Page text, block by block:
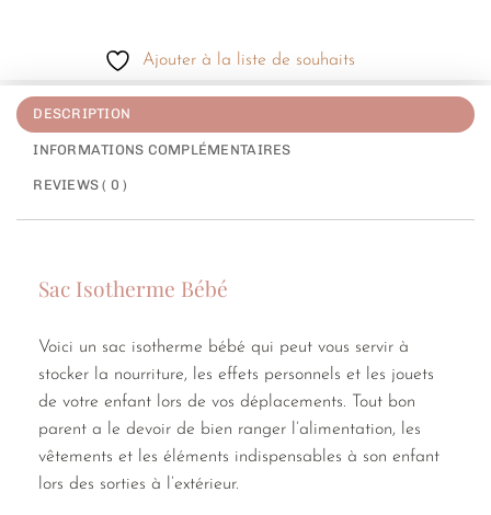
Ajouter à la liste de souhaits
DESCRIPTION
INFORMATIONS COMPLÉMENTAIRES
REVIEWS ( 0 )
Sac Isotherme Bébé
Voici un sac isotherme bébé qui peut vous servir à
stocker la nourriture, les effets personnels et les jouets
de votre enfant lors de vos déplacements. Tout bon
parent a le devoir de bien ranger l’alimentation, les
vêtements et les éléments indispensables à son enfant
lors des sorties à l’extérieur.